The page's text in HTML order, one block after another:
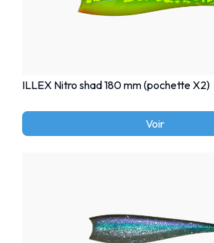
ILLEX Nitro shad 180 mm (pochette X2)
Voir